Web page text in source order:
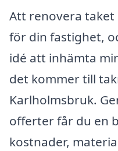
Att renovera
för din fastighet,
idé att inhämta
det kommer till
Karlholmsbruk.
offerter får du en
kostnader,